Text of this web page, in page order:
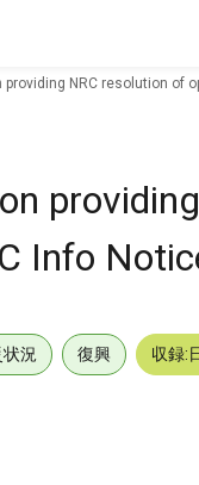
NRC resolution of
Info
況 復興 収録: